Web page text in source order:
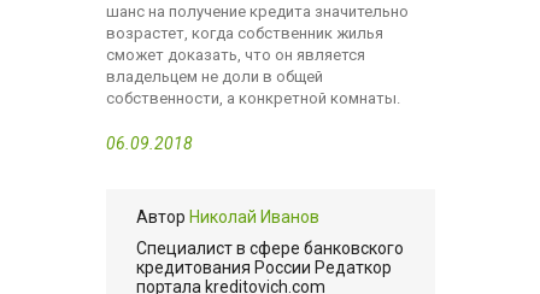
шанс на получение кредита значительно
возрастет, когда собственник жилья
сможет доказать, что он является
владельцем не доли в общей
собственности, а конкретной комнаты.
06.09.2018
Автор Николай Иванов
Cпециалист в сфере банковского
кредитования России Редаткор
портала kreditovich.com